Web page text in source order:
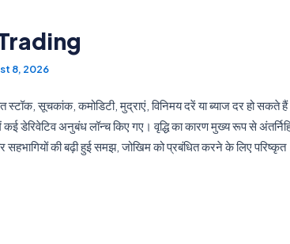
8, 2026
स्टॉक, सूचकांक, कमोडिटी, मुद्राएं, विनिमय दरें या ब्याज दर हो सकते
डेरिवेटिव अनुबंध लॉन्च किए गए। वृद्धि का कारण मुख्य रूप से
सहभागियों की बढ़ी हुई समझ, जोखिम को प्रबंधित करने के लिए परिष्कृत